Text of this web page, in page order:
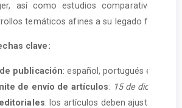
así como estudios comparativos,
temáticos afines a su legado
clave:
publicación: español, portugués e inglés.
de envío de artículos: 15 de diciembre
: los artículos deben ajustarse a